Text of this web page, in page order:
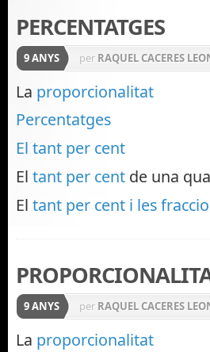
PERCENTATGES
9 ANYS per RAQUEL CACERES
La proporcionalitat
Percentatges
El tant per cent
El tant per cent de una
El tant per cent i les
9 ANYS per RAQUEL CACERES
La proporcionalitat